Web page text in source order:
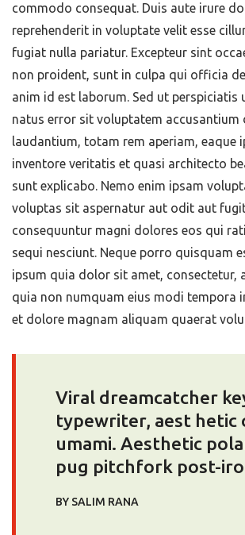
commodo consequat. Duis aute irure
reprehenderit in voluptate velit esse
fugiat nulla pariatur. Excepteur sint
non proident, sunt in culpa qui officia
anim id est laborum. Sed ut perspiciatis
natus error sit voluptatem accusantium
laudantium, totam rem aperiam, eaque
inventore veritatis et quasi architecto
sunt explicabo. Nemo enim ipsam
voluptas sit aspernatur aut odit aut
consequuntur magni dolores eos qui
sequi nesciunt. Neque porro quisquam
ipsum quia dolor sit amet, consectetur,
quia non numquam eius modi tempora
et dolore magnam aliquam quaerat
Viral dreamcatcher
typewriter, aest hetic
umami. Aesthetic
pug pitchfork post-
BY SALIM RANA